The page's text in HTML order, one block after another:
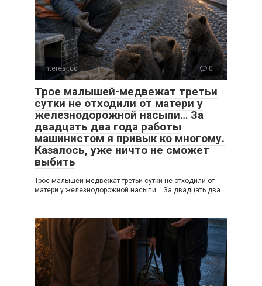
Interesi.cc 0
Трое малышей-медвежат третьи
сутки не отходили от матери у
железнодорожной насыпи… За
двадцать два года работы
машинистом я привык ко многому.
Казалось, уже ничто не сможет
выбить
Трое малышей-медвежат третьи сутки не отходили от
матери у железнодорожной насыпи… За двадцать два